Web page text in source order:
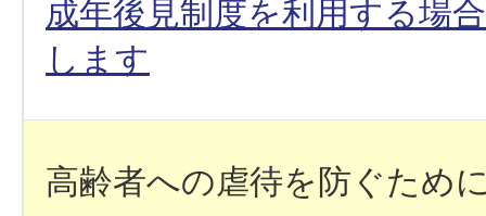
成年後見制度を利用する場
します
高齢者への虐待を防ぐため